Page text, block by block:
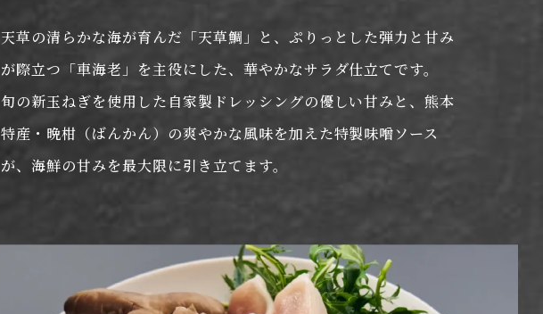
天草の清らかな海が育んだ「天草鯛」と、ぷりっとした弾力と甘み
が際立つ「車海老」を主役にした、華やかなサラダ仕立てです。
旬の新玉ねぎを使用した自家製ドレッシングの優しい甘みと、熊本
特産・晩柑（ばんかん）の爽やかな風味を加えた特製味噌ソース
が、海鮮の甘みを最大限に引き立てます。